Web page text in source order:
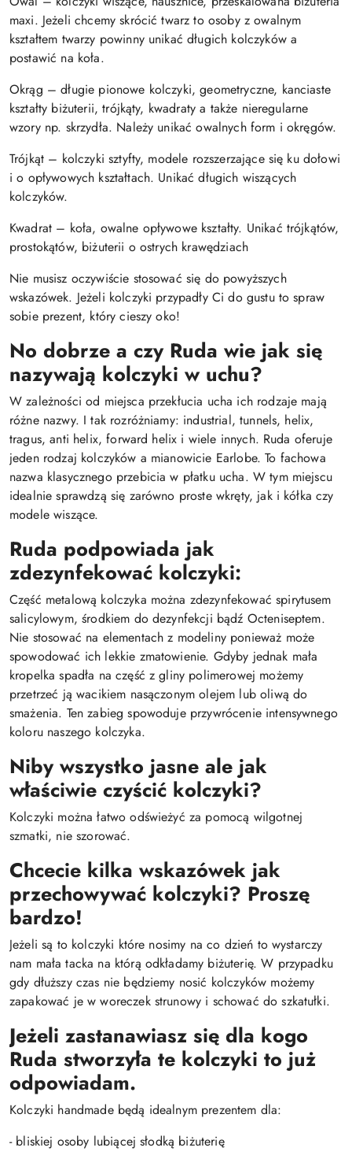
maxi. Jeżeli chcemy skrócić twarz to osoby z owalnym
kształtem twarzy powinny unikać długich kolczyków a
postawić na koła.
Okrąg – długie pionowe kolczyki, geometryczne, kanciaste
kształty biżuterii, trójkąty, kwadraty a także nieregularne
wzory np. skrzydła. Należy unikać owalnych form i okręgów.
Trójkąt – kolczyki sztyfty, modele rozszerzające się ku dołowi
i o opływowych kształtach. Unikać długich wiszących
kolczyków.
Kwadrat – koła, owalne opływowe kształty. Unikać trójkątów,
prostokątów, biżuterii o ostrych krawędziach
Nie musisz oczywiście stosować się do powyższych
wskazówek. Jeżeli kolczyki przypadły Ci do gustu to spraw
sobie prezent, który cieszy oko!
No dobrze a czy Ruda wie jak się
nazywają kolczyki w uchu?
W zależności od miejsca przekłucia ucha ich rodzaje mają
różne nazwy. I tak rozróżniamy: industrial, tunnels, helix,
tragus, anti helix, forward helix i wiele innych. Ruda oferuje
jeden rodzaj kolczyków a mianowicie Earlobe. To fachowa
nazwa klasycznego przebicia w płatku ucha. W tym miejscu
idealnie sprawdzą się zarówno proste wkręty, jak i kółka czy
modele wiszące.
Ruda podpowiada jak
zdezynfekować kolczyki:
Część metalową kolczyka można zdezynfekować spirytusem
salicylowym, środkiem do dezynfekcji bądź Octeniseptem.
Nie stosować na elementach z modeliny ponieważ może
spowodować ich lekkie zmatowienie. Gdyby jednak mała
kropelka spadła na część z gliny polimerowej możemy
przetrzeć ją wacikiem nasączonym olejem lub oliwą do
smażenia. Ten zabieg spowoduje przywrócenie intensywnego
koloru naszego kolczyka.
Niby wszystko jasne ale jak
właściwie czyścić kolczyki?
Kolczyki można łatwo odświeżyć za pomocą wilgotnej
szmatki, nie szorować.
Chcecie kilka wskazówek jak
przechowywać kolczyki? Proszę
bardzo!
Jeżeli są to kolczyki które nosimy na co dzień to wystarczy
nam mała tacka na którą odkładamy biżuterię. W przypadku
gdy dłuższy czas nie będziemy nosić kolczyków możemy
zapakować je w woreczek strunowy i schować do szkatułki.
Jeżeli zastanawiasz się dla kogo
Ruda stworzyła te kolczyki to już
odpowiadam.
Kolczyki handmade będą idealnym prezentem dla:
- bliskiej osoby lubiącej słodką biżuterię